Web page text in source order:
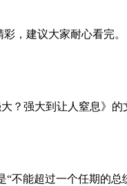
，建议大家耐心看完
？强大到让人窒息》
不能超过一个任期的